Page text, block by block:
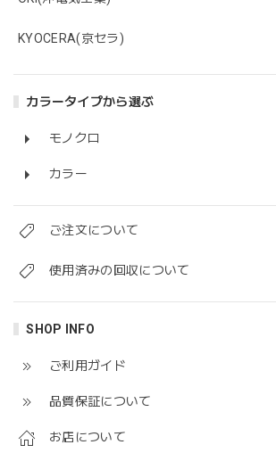
KYOCERA(京セラ)
カラータイプから選ぶ
モノクロ
カラー
ご注文について
使用済みの回収について
SHOP INFO
ご利用ガイド
品質保証について
お店について